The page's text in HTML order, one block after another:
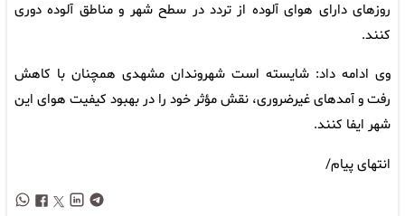
روزهای دارای هوای آلوده از تردد در سطح شهر و مناطق آلوده دوری
کنند.
وی ادامه داد: شایسته است شهروندان مشهدی همچنان با کاهش
رفت و آمدهای غیرضروری، نقش مؤثر خود را در بهبود کیفیت هوای این
شهر ایفا کنند.
انتهای پیام/